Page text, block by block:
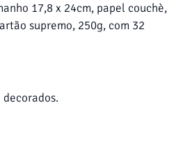
17,8 x 24cm, papel couchè,
supremo, 250g, com 32